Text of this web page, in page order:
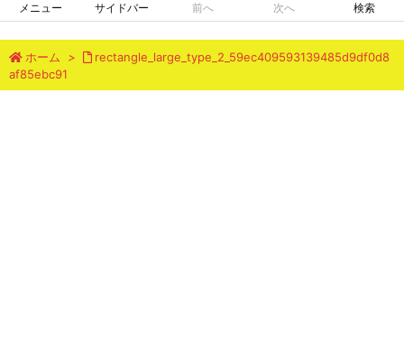
メニュー サイドバー 前へ 次へ 検索
ホーム >
rectangle_large_type_2_59ec409593139485d9df0d8
af85ebc91